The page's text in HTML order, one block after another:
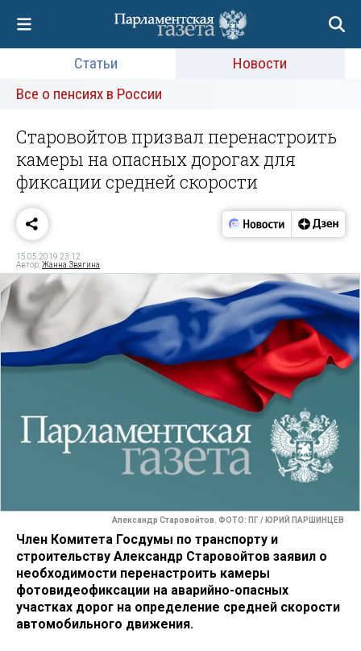
Статьи
Новости
Все о пенсиях в России
Старовойтов призвал перенастроить
камеры на опасных дорогах для
фиксации средней скорости
15.05.2019 23:12
Автор:Жанна Звягина
Александр Старовойтов. ФОТО: ПГ / ЮРИЙ ПАРШИНЦЕВ
Член Комитета Госдумы по транспорту и
строительству Александр Старовойтов заявил о
необходимости перенастроить камеры
фотовидеофиксации на аварийно-опасных
участках дорог на определение средней скорости
автомобильного движения.